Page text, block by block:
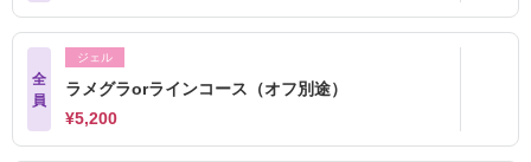
全
員
ジェル
ラメグラorラインコース（オフ別途）
¥5,200